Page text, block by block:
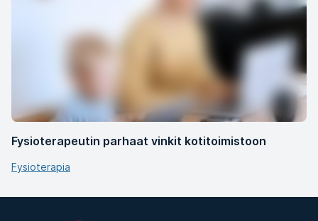
Fysioterapeutin parhaat vinkit kotitoimistoon
Fysioterapia